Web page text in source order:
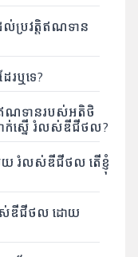
ប្រវត្តិឥណទាន
រឬទេ?
ឥណទានរបស់អតិថិ
ាក់ស្នើ រំលស់ឌីជីថល?
មួយ រំលស់ឌីជីថល តើខ្ញុំ
លស់ឌីជីថល ដោយ